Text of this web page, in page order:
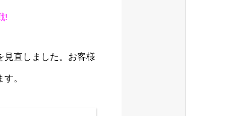
!
見直しました。お客様
。